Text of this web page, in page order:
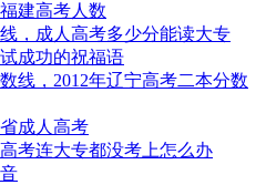
建高考人数
，成人高考多少分能读大专
成功的祝福语
线，2012年辽宁高考二本分数
成人高考
考连大专都没考上怎么办